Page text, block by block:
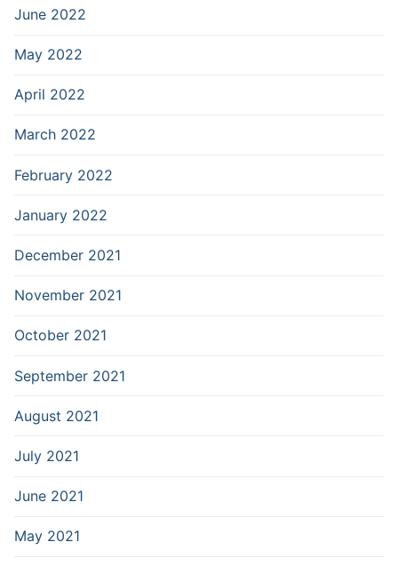
June 2022
May 2022
April 2022
March 2022
February 2022
January 2022
December 2021
November 2021
October 2021
September 2021
August 2021
July 2021
June 2021
May 2021